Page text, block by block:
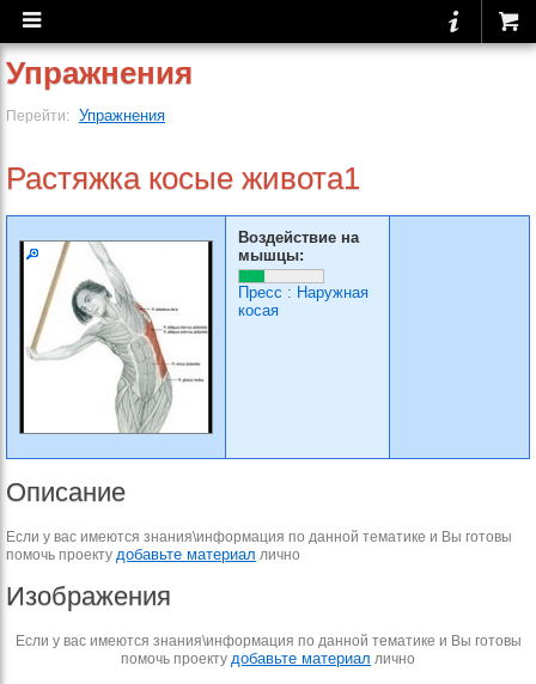
Упражнения
Перейти: Упражнения
Растяжка косые живота1
Воздействие на
мышцы:
Пресс : Наружная
косая
Описание
Если у вас имеются знания\информация по данной тематике и Вы готовы
помочь проекту добавьте материал лично
Изображения
Если у вас имеются знания\информация по данной тематике и Вы готовы
помочь проекту добавьте материал лично